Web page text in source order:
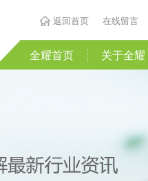
返回首页 在线留言
全耀首页 关于全耀